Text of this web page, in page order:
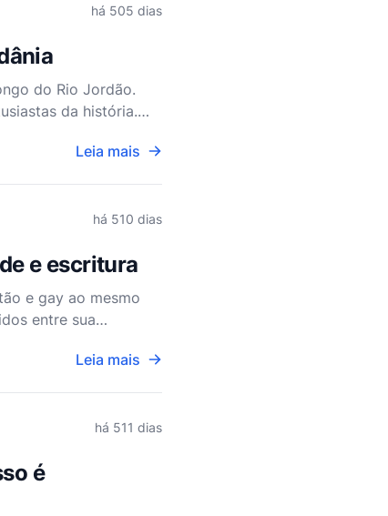
há 505 dias
do Rio Jordão.
da história.
Leia mais
há 510 dias
e escritura
e gay ao mesmo
entre sua
Leia mais
há 511 dias
é